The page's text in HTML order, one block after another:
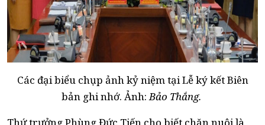
Các đại biểu chụp ảnh kỷ niệm tại Lễ ký kết Biên
bản ghi nhớ. Ảnh:Bảo Thắng.